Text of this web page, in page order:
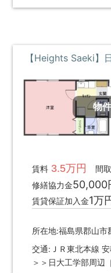
物
賃料3.5万円 間取
修繕協力金50,000
賃貸保証加入金1万
所在地:福島県郡山市
交通:ＪＲ東北本線
＞＞日大工学部周辺